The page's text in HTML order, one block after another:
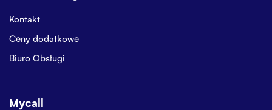
Kontakt
Ceny dodatkowe
Biuro Obsługi
Mycall